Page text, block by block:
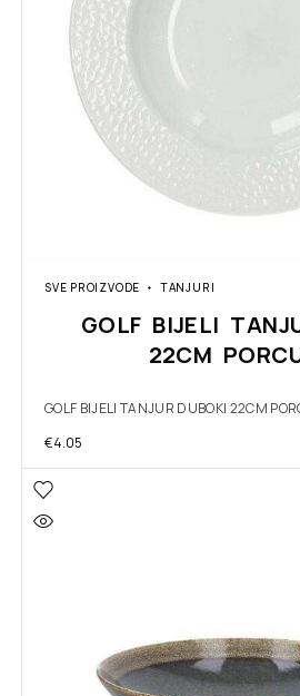
SVE PROIZVODE TANJURI
GOLF BIJELI
22CM
GOLF BIJELI TANJUR DUBOKI 22CM
€4.05